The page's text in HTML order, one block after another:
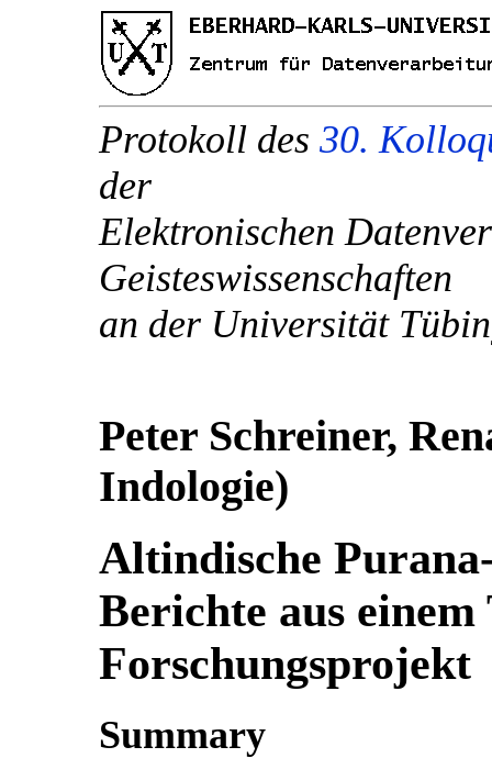
Protokoll des 30.
der
Elektronischen
Geisteswissenschaften
an der Universität
Peter Schreiner,
Indologie)
Altindische
Berichte aus
Forschungsprojekt
Summary